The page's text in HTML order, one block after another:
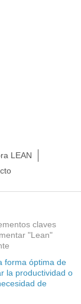
LEAN
claves
"Lean"
forma óptima de
la productividad o
de